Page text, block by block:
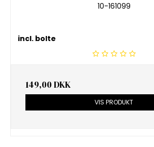
10-161099
incl. bolte
149,00 DKK
VIS PRODUKT